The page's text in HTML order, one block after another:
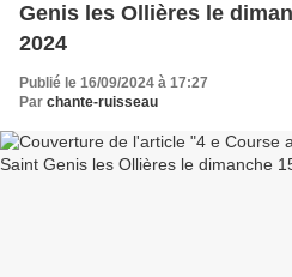
Genis les Ollières le
2024
Publié le 16/09/2024 à 17:27
Par chante-ruisseau